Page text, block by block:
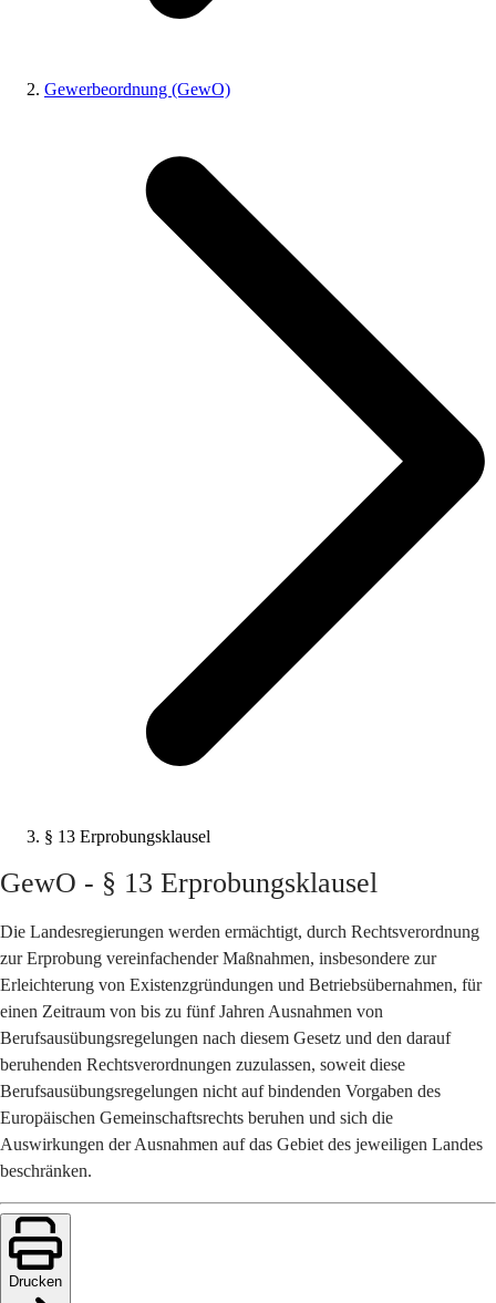
Gewerbeordnung (GewO)
§ 13 Erprobungsklausel
GewO - § 13 Erprobungsklausel
Die Landesregierungen werden ermächtigt, durch Rechtsverordnung
zur Erprobung vereinfachender Maßnahmen, insbesondere zur
Erleichterung von Existenzgründungen und Betriebsübernahmen, für
einen Zeitraum von bis zu fünf Jahren Ausnahmen von
Berufsausübungsregelungen nach diesem Gesetz und den darauf
beruhenden Rechtsverordnungen zuzulassen, soweit diese
Berufsausübungsregelungen nicht auf bindenden Vorgaben des
Europäischen Gemeinschaftsrechts beruhen und sich die
Auswirkungen der Ausnahmen auf das Gebiet des jeweiligen Landes
beschränken.
Drucken